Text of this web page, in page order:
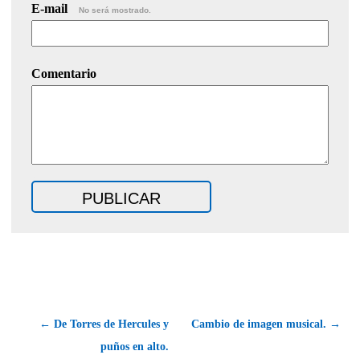
E-mail No será mostrado.
Comentario
← De Torres de Hercules y
puños en alto.
Cambio de imagen musical. →